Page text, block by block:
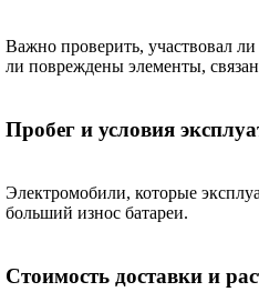
Важно проверить, участвовал
ли повреждены элементы,
Пробег и условия
Электромобили, которые
больший износ батареи.
Стоимость доставки и